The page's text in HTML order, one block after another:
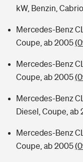
kW, Benzin,
Mercedes-Benz
Coupe, ab 2005
Mercedes-Benz
Coupe, ab 2005
Mercedes-Benz
Diesel, Coupe, ab
Mercedes-Benz
Coupe, ab 2005